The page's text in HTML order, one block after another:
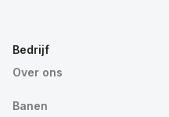
Bedrijf
Over ons
Banen